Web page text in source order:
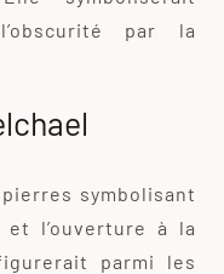
par la
symbolisant
l’ouverture à la
parmi les